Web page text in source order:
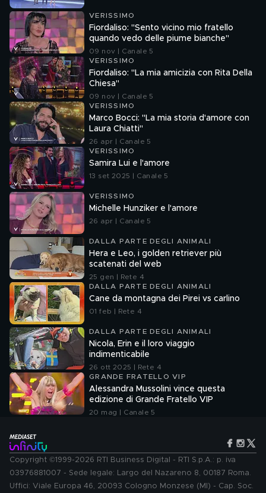
VERISSIMO
Fiordaliso: "Sento vicino mio fratello
quando vedo delle piume bianche"
09 nov | Canale 5
VERISSIMO
Fiordaliso: "La mia amicizia con Rita Della
Chiesa"
09 nov | Canale 5
VERISSIMO
Marco Bocci: "La mia storia d'amore con
Laura Chiatti"
26 apr | Canale 5
VERISSIMO
Samira Lui e l'amore
13 set 2025 | Canale 5
VERISSIMO
Michelle Hunziker e l'amore
26 apr | Canale 5
DALLA PARTE DEGLI ANIMALI
Hera e Leo, i golden retriever più
scatenati del web
25 gen | Rete 4
DALLA PARTE DEGLI ANIMALI
Cane da montagna dei Pirei vs carlino
01 feb | Rete 4
DALLA PARTE DEGLI ANIMALI
Nicola, Erin e il loro viaggio
indimenticabile
26 ott 2025 | Rete 4
GRANDE FRATELLO VIP
Alessandra Mussolini vince questa
edizione di Grande Fratello VIP
20 mag | Canale 5
Copyright ©1999-2026 RTI Business Digital - RTI S.p.A.: p. iva
03976881007 - Sede legale: Largo del Nazareno 8, 00187 Roma.
Uffici: Viale Europa 46, 20093 Cologno Monzese (MI) - Cap. Soc.